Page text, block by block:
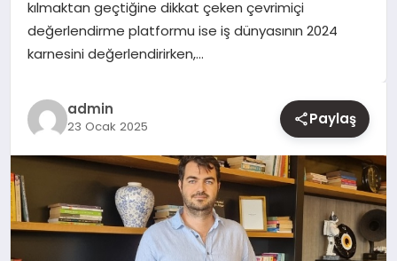
kılmaktan geçtiğine dikkat çeken çevrimiçi
değerlendirme platformu ise iş dünyasının 2024
karnesini değerlendirirken,…
admin
23 Ocak 2025 Paylaş